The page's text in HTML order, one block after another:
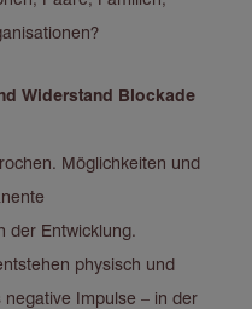
Widerstand Blockade
Möglichkeiten und
der Entwicklung.
physisch und
Impulse – in der